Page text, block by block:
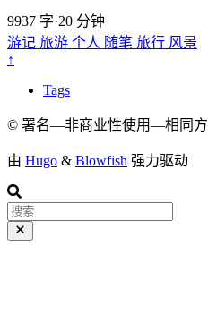
9937 字·20 分钟
游记 旅游 个人 随笔 旅行 风景
↑
Tags
© 署名—非商业性使用—相同方
由 Hugo & Blowfish 强力驱动